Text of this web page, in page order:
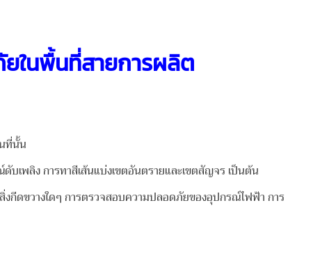
ในพื้นที่สายการผลิต
ที่นั้น
ง การทาสีเส้นแบ่งเขตอันตรายและเขตสัญจร เป็นต้น
งกีดขวางใดๆ การตรวจสอบความปลอดภัยของอุปกรณ์ไฟฟ้า การ